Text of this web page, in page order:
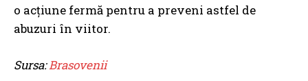
o acțiune fermă pentru a preveni astfel de
abuzuri în viitor.
Sursa:Brasovenii